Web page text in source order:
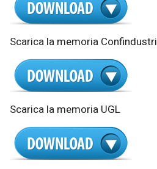
Scarica la memoria
Scarica la memoria UGL